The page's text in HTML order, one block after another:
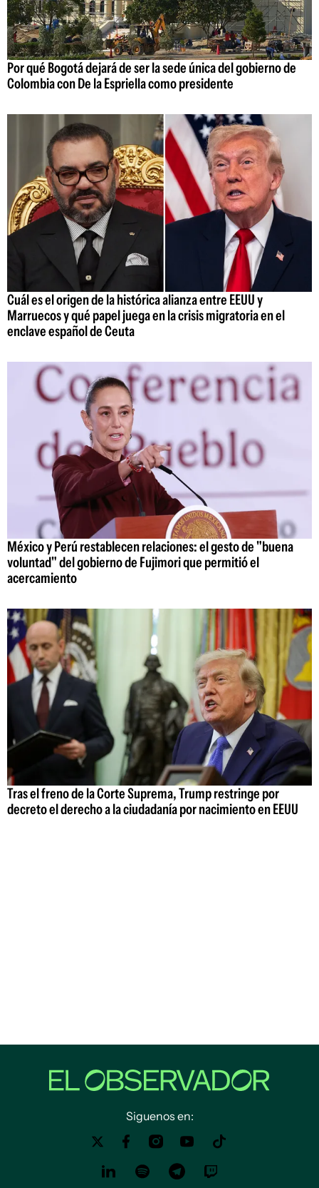
Por qué Bogotá dejará de ser la sede única del gobierno de
Colombia con De la Espriella como presidente
Cuál es el origen de la histórica alianza entre EEUU y
Marruecos y qué papel juega en la crisis migratoria en el
enclave español de Ceuta
México y Perú restablecen relaciones: el gesto de "buena
voluntad" del gobierno de Fujimori que permitió el
acercamiento
Tras el freno de la Corte Suprema, Trump restringe por
decreto el derecho a la ciudadanía por nacimiento en EEUU
Siguenos en: